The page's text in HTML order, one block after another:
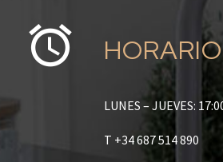
HORARIO
LUNES – JUEVES:
T +34 687 514 890